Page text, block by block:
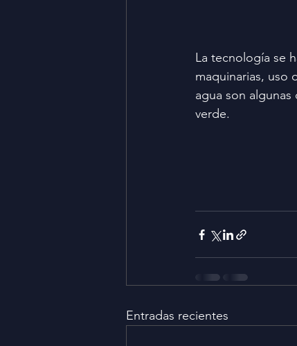
La tecnología se
maquinarias, uso
agua son
verde.
Entradas recientes